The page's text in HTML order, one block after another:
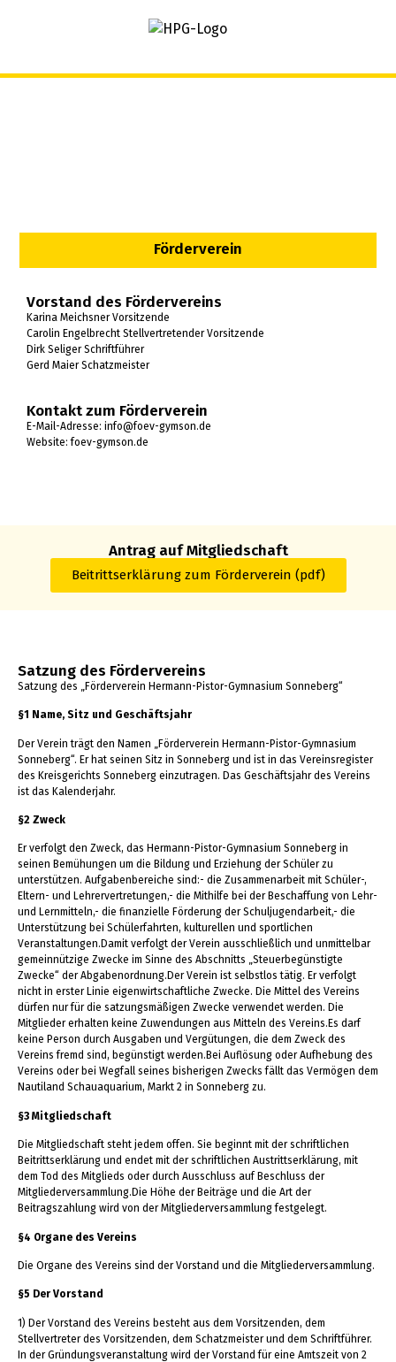
Förderverein
Vorstand des Fördervereins
Karina Meichsner Vorsitzende
Carolin Engelbrecht Stellvertretender Vorsitzende
Dirk Seliger Schriftführer
Gerd Maier Schatzmeister
Kontakt zum Förderverein
E-Mail-Adresse: info@foev-gymson.de
Website:foev-gymson.de
Antrag auf Mitgliedschaft
Beitrittserklärung zum Förderverein (pdf)
Satzung des Fördervereins
Satzung des „Förderverein Hermann-Pistor-Gymnasium Sonneberg“
§1 Name, Sitz und Geschäftsjahr
Der Verein trägt den Namen „Förderverein Hermann-Pistor-Gymnasium
Sonneberg“. Er hat seinen Sitz in Sonneberg und ist in das Vereinsregister
des Kreisgerichts Sonneberg einzutragen. Das Geschäftsjahr des Vereins
ist das Kalenderjahr.
§2 Zweck
Er verfolgt den Zweck, das Hermann-Pistor-Gymnasium Sonneberg in
seinen Bemühungen um die Bildung und Erziehung der Schüler zu
unterstützen. Aufgabenbereiche sind:- die Zusammenarbeit mit Schüler-,
Eltern- und Lehrervertretungen,- die Mithilfe bei der Beschaffung von Lehr-
und Lernmitteln,- die finanzielle Förderung der Schuljugendarbeit,- die
Unterstützung bei Schülerfahrten, kulturellen und sportlichen
Veranstaltungen.Damit verfolgt der Verein ausschließlich und unmittelbar
gemeinnützige Zwecke im Sinne des Abschnitts „Steuerbegünstigte
Zwecke“ der Abgabenordnung.Der Verein ist selbstlos tätig. Er verfolgt
nicht in erster Linie eigenwirtschaftliche Zwecke. Die Mittel des Vereins
dürfen nur für die satzungsmäßigen Zwecke verwendet werden. Die
Mitglieder erhalten keine Zuwendungen aus Mitteln des Vereins.Es darf
keine Person durch Ausgaben und Vergütungen, die dem Zweck des
Vereins fremd sind, begünstigt werden.Bei Auflösung oder Aufhebung des
Vereins oder bei Wegfall seines bisherigen Zwecks fällt das Vermögen dem
Nautiland Schauaquarium, Markt 2 in Sonneberg zu.
§3 Mitgliedschaft
Die Mitgliedschaft steht jedem offen. Sie beginnt mit der schriftlichen
Beitrittserklärung und endet mit der schriftlichen Austrittserklärung, mit
dem Tod des Mitglieds oder durch Ausschluss auf Beschluss der
Mitgliederversammlung.Die Höhe der Beiträge und die Art der
Beitragszahlung wird von der Mitgliederversammlung festgelegt.
§4 Organe des Vereins
Die Organe des Vereins sind der Vorstand und die Mitgliederversammlung.
§5 Der Vorstand
1) Der Vorstand des Vereins besteht aus dem Vorsitzenden, dem
Stellvertreter des Vorsitzenden, dem Schatzmeister und dem Schriftführer.
In der Gründungsveranstaltung wird der Vorstand für eine Amtszeit von 2